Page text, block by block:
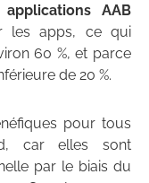
AAB
les apps, ce qui
60 %, et parce
de 20 %.
pour tous
car elles sont
par le biais du